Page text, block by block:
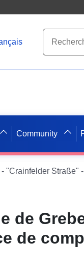
Community
de
de